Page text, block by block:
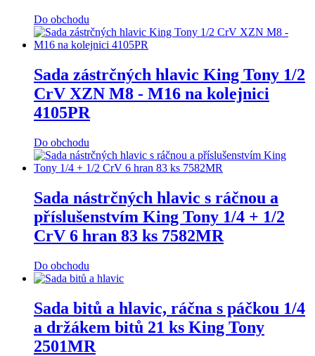
Do obchodu
Sada zástrčných hlavic King Tony 1/2
CrV XZN M8 - M16 na kolejnici
4105PR
Do obchodu
Sada nástrčných hlavic s ráčnou a
příslušenstvím King Tony 1/4 + 1/2
CrV 6 hran 83 ks 7582MR
Do obchodu
Sada bitů a hlavic, ráčna s páčkou 1/4
a držákem bitů 21 ks King Tony
2501MR